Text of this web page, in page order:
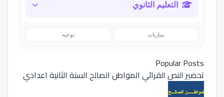
التعليم الثانوي
مباريات توجيه
Popular Posts
تحضير النص القرائي المواطن الصالح السنة الثانية اعدادي